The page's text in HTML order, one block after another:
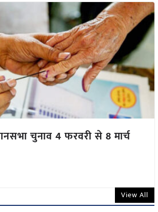
चुनाव 4 फरवरी से 8 मार्च
View All